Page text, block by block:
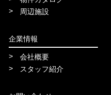
周辺施設
企業情報
会社概要
スタッフ紹介